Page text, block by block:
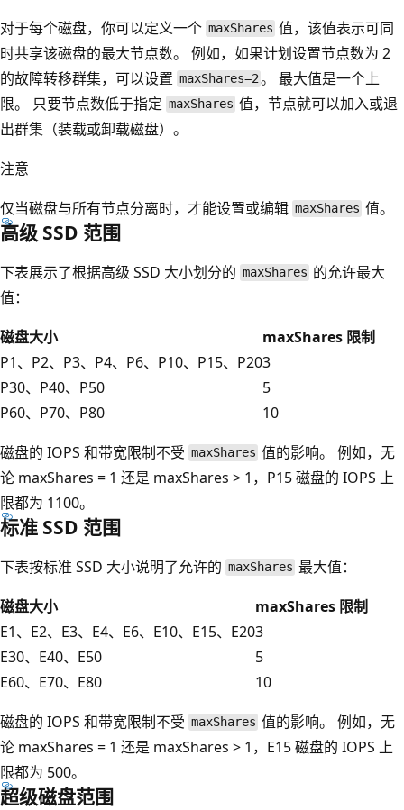
对于每个磁盘，你可以定义一个 maxShares 值，该值表示可同
时共享该磁盘的最大节点数。 例如，如果计划设置节点数为 2
的故障转移群集，可以设置 maxShares=2。 最大值是一个上
限。 只要节点数低于指定 maxShares 值，节点就可以加入或退
出群集（装载或卸载磁盘）。
注意
仅当磁盘与所有节点分离时，才能设置或编辑 maxShares 值。
高级 SSD 范围
下表展示了根据高级 SSD 大小划分的 maxShares 的允许最大
值：
磁盘大小
maxShares 限制
P1、P2、P3、P4、P6、P10、P15、P203
P30、P40、P50
5
P60、P70、P80
10
磁盘的 IOPS 和带宽限制不受 maxShares 值的影响。 例如，无
论 maxShares = 1 还是 maxShares > 1，P15 磁盘的 IOPS 上
限都为 1100。
标准 SSD 范围
下表按标准 SSD 大小说明了允许的 maxShares 最大值：
磁盘大小
maxShares 限制
E1、E2、E3、E4、E6、E10、E15、E203
E30、E40、E50
5
E60、E70、E80
10
磁盘的 IOPS 和带宽限制不受 maxShares 值的影响。 例如，无
论 maxShares = 1 还是 maxShares > 1，E15 磁盘的 IOPS 上
限都为 500。
超级磁盘范围